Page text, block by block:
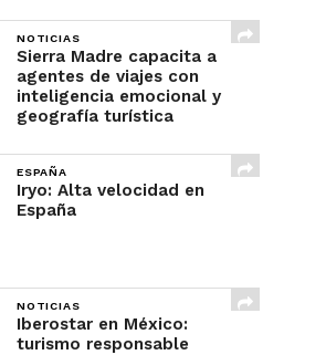
NOTICIAS
Sierra Madre capacita a
agentes de viajes con
inteligencia emocional y
geografía turística
ESPAÑA
Iryo: Alta velocidad en
España
NOTICIAS
Iberostar en México:
turismo responsable